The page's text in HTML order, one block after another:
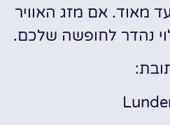
מאוד. אם מזג האוויר
נהדר לחופשה שלכם.